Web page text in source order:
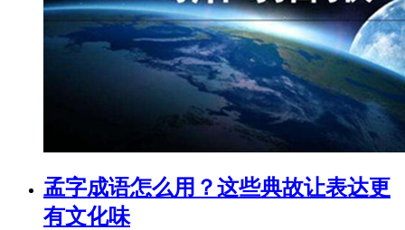
孟字成语怎么用？这些典故让表达更
有文化味